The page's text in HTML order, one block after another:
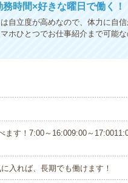
時間×好きな曜日で働く！
自立度が高めなので、体力に自
ホひとつでお仕事紹介まで可能
す！7:00～16:009:00～
れば、長期でも働けます！